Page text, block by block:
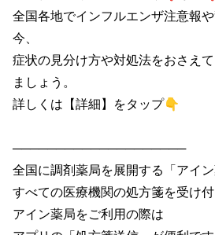
全国各地でインフルエンザ注意報
今、
症状の見分け方や対処法をおさえ
ましょう。
詳しくは【詳細】をタップ👇
────────────────────
全国に調剤薬局を展開する「アイン
すべての医療機関の処方箋を受け付
アイン薬局をご利用の際は